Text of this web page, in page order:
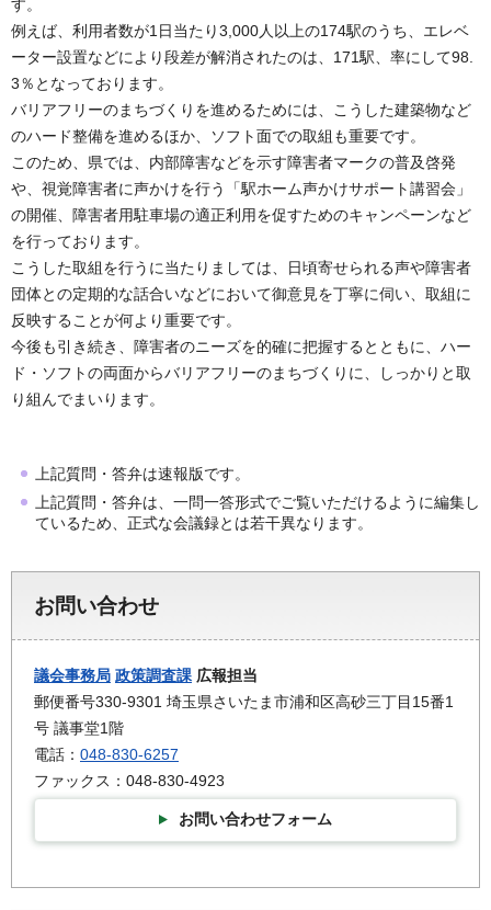
す。
例えば、利用者数が1日当たり3,000人以上の174駅のうち、エレベ
ーター設置などにより段差が解消されたのは、171駅、率にして98.
3％となっております。
バリアフリーのまちづくりを進めるためには、こうした建築物など
のハード整備を進めるほか、ソフト面での取組も重要です。
このため、県では、内部障害などを示す障害者マークの普及啓発
や、視覚障害者に声かけを行う「駅ホーム声かけサポート講習会」
の開催、障害者用駐車場の適正利用を促すためのキャンペーンなど
を行っております。
こうした取組を行うに当たりましては、日頃寄せられる声や障害者
団体との定期的な話合いなどにおいて御意見を丁寧に伺い、取組に
反映することが何より重要です。
今後も引き続き、障害者のニーズを的確に把握するとともに、ハー
ド・ソフトの両面からバリアフリーのまちづくりに、しっかりと取
り組んでまいります。
上記質問・答弁は速報版です。
上記質問・答弁は、一問一答形式でご覧いただけるように編集し
ているため、正式な会議録とは若干異なります。
お問い合わせ
議会事務局 政策調査課 広報担当
郵便番号330-9301 埼玉県さいたま市浦和区高砂三丁目15番1
号 議事堂1階
電話： 048-830-6257
ファックス：048-830-4923
お問い合わせフォーム